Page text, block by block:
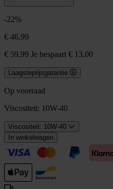
-22%
€ 46,99
€ 59,99 Je bespaart € 13,00
Laagsteprijsgarantie
Op voorraad
Viscositeit: 10W-40
Viscositeit: 10W-40
In winkelwagen